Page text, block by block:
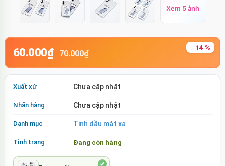
Xem 5 ảnh
60.000₫ 70.000₫
↓ 14 %
Xuất xứ Chưa cập nhật
Nhãn hàng Chưa cập nhật
Danh mục Tinh dầu mát xa
Tình trạng Đang còn hàng